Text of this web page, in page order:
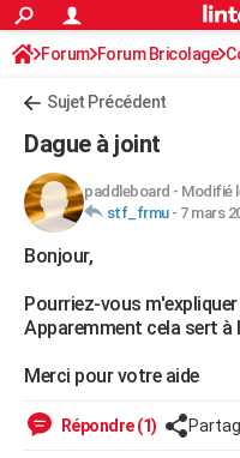
ACTUALITÉS
Politique
Société
Faits Divers
Education
Monde
Villes
+
FINANCE
Retraite
Impôts
Epargne
Immobilier
Risques naturels par ville
Banque
Assurance
Crédit
AUTO
Essais
Réserver un essai
Citadines
Berlines
SUV
Forum auto
+HIGH-TECH
Mobiles
Meilleur smartphone
Internet
Ordinateurs
Jeux vidéo
Guide high-tech
+BRICOLAGE
Forum
Aménagement intérieur
Extérieur
Cuisine
Salle de bains
Jardinage
Rangement
WEEK-END
Guides de France
Escapades
Patrimoine
Expositions
Musées
Week-end nature
LIFESTYLE
Forum Forum Bricolage
Sujet Précédent
Dague à joint
paddleboard - Modifié
stf_frmu- 7 mars
Bonjour,
Pourriez-vous
Apparemment cela sert
Merci pour votre aide
Répondre (1)